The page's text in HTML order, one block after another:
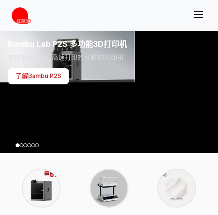
Bambu Lab P2S 多功能3D打印机
支持多色打印、高速打印的可靠3D打印机
了解Bambu P2S